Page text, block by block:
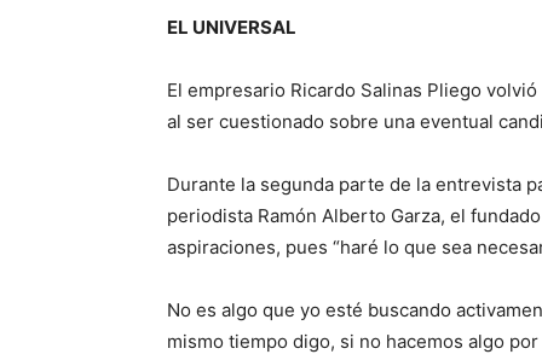
EL UNIVERSAL
El empresario Ricardo Salinas Pliego
al ser cuestionado sobre una eventual
Durante la segunda parte de la entrevista
periodista Ramón Alberto Garza, el
aspiraciones, pues “haré lo que sea
No es algo que yo esté buscando
mismo tiempo digo, si no hacemos algo